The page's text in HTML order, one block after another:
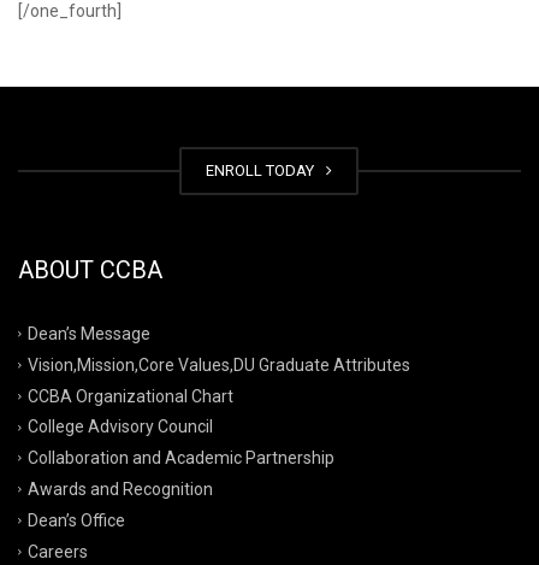
[/one_fourth]
ENROLL TODAY
ABOUT CCBA
Dean’s Message
Vision,Mission,Core Values,DU Graduate Attributes
CCBA Organizational Chart
College Advisory Council
Collaboration and Academic Partnership
Awards and Recognition
Dean’s Office
Careers